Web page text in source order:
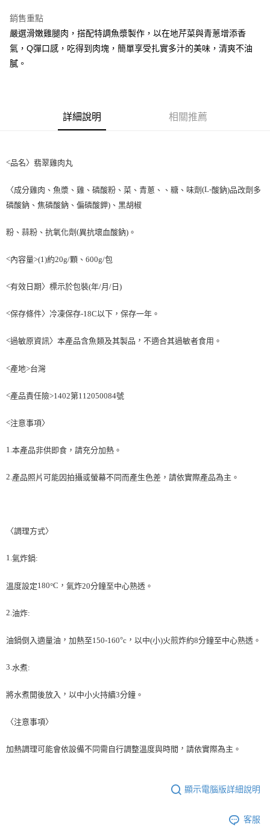
街口支付
悠遊付
１．簡單：不需註冊會員、不需綁卡、不需儲值。
２．便利：只要手機號碼，簡訊認證，即可結帳。
【「AFTEE先享後付」結帳流程】
２．訂單成立數日內，您將收到繳費通知簡訊。
ATM／網路銀行／等多元方式進行付款，方視為交易完成。
後付繳納相關費用。
是否繳費成功／繳費後需取消欲退款等相關疑問，請聯繫「AFTEE先享後付
【注意事項】
易，需依本服務之必要範圍內提供個人資料，並將交易相關給付款項請求債
https://aftee.tw/terms/#terms3
「AFTEE先享後付」，若未經同意申辦者引起之損失，本公司不負相關責
時審查核予不同之上限額度；若仍有額度不足之情形，本公司將視審查結果
５．嚴禁一人註冊多個帳號或使用他人資訊註冊。若發現惡意使用之情形，
運送方式
冷凍7-11取貨(快速到店) 單筆限重10kg
每筆NT$220，滿NT$3,000(含以上)免運費
每筆NT$200，滿NT$3,000(含以上)免運費
銷售重點
嚴選滑嫩雞腿肉，搭配特調魚漿製作，以在地芹菜與青蔥增添香
氣，Q彈口感，吃得到肉塊，簡單享受扎實多汁的美味，清爽不油
膩。
詳細說明 相關推薦
<品名〉翡翠雞肉丸
〈成分雞肉、魚漿、雞、磷酸粉、菜、青蔥、、糖、味劑 (L-酸鈉)品改劑多
磷酸鈉、焦磷酸鈉、偏磷酸鉀) 、黑胡椒
粉、蒜粉、抗氧化劑 (異抗壞血酸鈉) 。
<內容量>(1)約20g/顆、 600g/包
<有效日期〉標示於包裝(年/月 / 日 )
<保存條件〉冷凍保存-18C以下 ， 保存一年。
<過敏原資訊〉 本產品含魚類及其製品 ， 不適合其過敏者食用。
<產地>台灣
<產品責任險>1402第112050084號
<注意事項〉
1. 本產品非供即食 ， 請充分加熱。
2. 產品照片可能因拍攝或螢幕不同而產生色差 ， 請依實際產品為主。
〈調理方式〉
1.氣炸鍋:
溫度設定180°C， 氣炸20分鐘至中心熟透。
2. 油炸:
油鍋倒入適量油 ， 加熱至150-160°c ， 以中(小)火煎炸約8分鐘至中心熟透。
3. 水煮:
將水煮開後放入 ， 以中小火持續3分鐘。
〈注意事項〉
加熱調理可能會依設備不同需自行調整溫度與時間 ， 請依實際為主。
顯示電腦版詳細說明
客服